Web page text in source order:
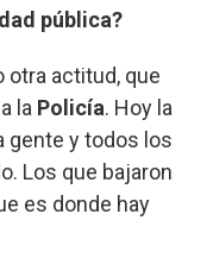
pública?
otra actitud, que
la Policía. Hoy la
gente y todos los
Los que bajaron
es donde hay